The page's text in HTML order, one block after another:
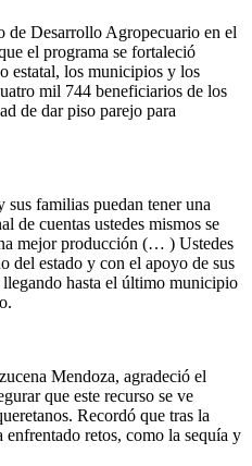
de Desarrollo Agropecuario en el
el programa se fortaleció
estatal, los municipios y los
mil 744 beneficiarios de los
de dar piso parejo para
sus familias puedan tener una
de cuentas ustedes mismos se
mejor producción (… ) Ustedes
del estado y con el apoyo de sus
hasta el último municipio
Mendoza, agradeció el
que este recurso se ve
Recordó que tras la
enfrentado retos, como la sequía y